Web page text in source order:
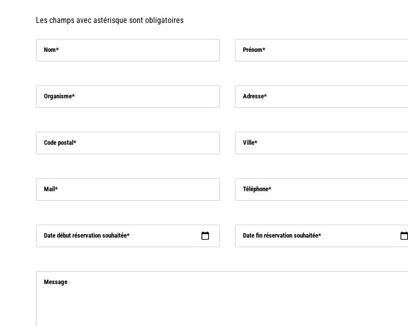
Les champs avec astérisque sont obligatoires
Nom Prénom
Organisme Adresse
Code postal Ville
Mail Téléphone
Date début réservation souhaitée Date fin réservation souhaitée
Message